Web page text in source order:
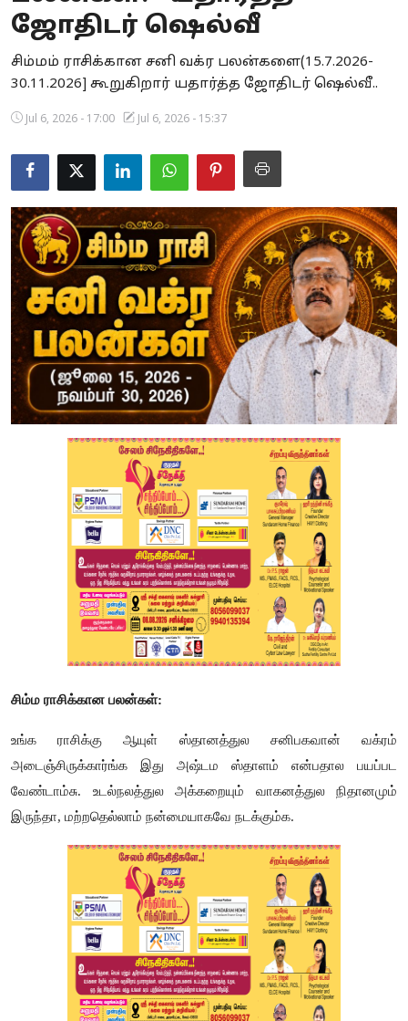
Business
Crime
Tamilnadu
World
Astrology
Spirituality
Weather
Politics
ஜோதிடர் ஷெல்வீ
சிம்மம் ராசிக்கான சனி வக்ர பலன்களை(15.7.2026-
30.11.2026] கூறுகிறார் யதார்த்த ஜோதிடர் ஷெல்வீ..
Jul 6, 2026 - 17:00 Jul 6, 2026 - 15:37
சிம்ம ராசிக்கான பலன்கள்:
உங்க ராசிக்கு ஆயுள் ஸ்தானத்துல சனிபகவான் வக்ரம்
அடைஞ்சிருக்கார்ங்க இது அஷ்டம ஸ்தாளம் என்பதால பயப்பட
வேண்டாம்சு. உடல்நலத்துல அக்கறையும் வாகனத்துல நிதானமும்
இருந்தா, மற்றதெல்லாம் நன்மையாகவே நடக்கும்க.